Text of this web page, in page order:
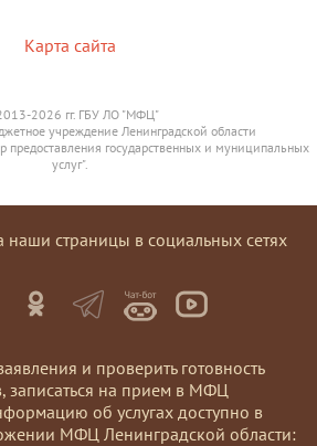
Карта сайта
2026 гг. ГБУ ЛО "МФЦ"
учреждение Ленинградской области
государственных и муниципальных
услуг".
наши страницы в социальных сетях
и проверить готовность
записаться на прием в МФЦ
об услугах доступно в
МФЦ Ленинградской области: